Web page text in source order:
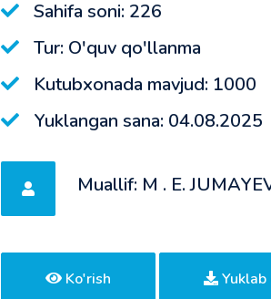
Sahifa soni: 226
Tur: O'quv qo'llanma
Kutubxonada mavjud: 1000
Yuklangan sana: 04.08.2025
Muallif: М . E.
Ko'rish Yuklab